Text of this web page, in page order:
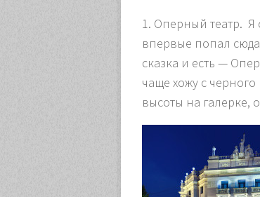
1. Оперный театр. Я
впервые попал сюда
сказка и есть —
чаще хожу с
высоты на галерке,